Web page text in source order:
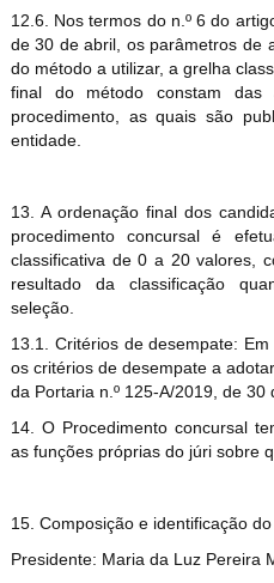
12.6. Nos termos do n.º 6 do
de 30 de abril, os parâmetros de
do método a utilizar, a grelha
final do método constam
procedimento, as quais são
entidade.
13. A ordenação final dos
procedimento concursal é
classificativa de 0 a 20 valores,
resultado da classificação
seleção.
13.1. Critérios de desempate:
os critérios de desempate a
da Portaria n.º 125-A/2019, de 30
14. O Procedimento concursal
as funções próprias do júri sobre
15. Composição e identificação
Presidente: Maria da Luz Pereira